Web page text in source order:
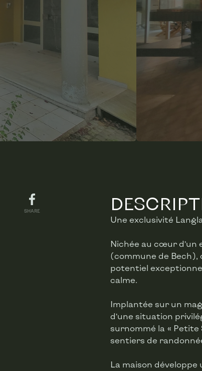
SHARE
Une exclusivité
Nichée au cœur d’un
(commune de
potentiel
calme.
Implantée sur un
d’une situation
surnommé la « Petite
sentiers de
La maison développe